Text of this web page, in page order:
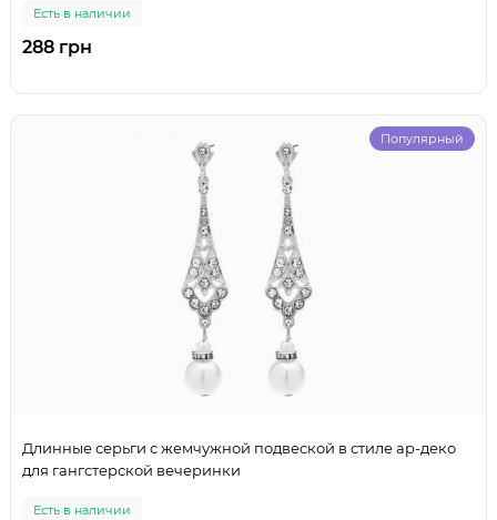
Есть в наличии
288 грн
Популярный
Длинные серьги с жемчужной подвеской в стиле ар-деко
для гангстерской вечеринки
Есть в наличии